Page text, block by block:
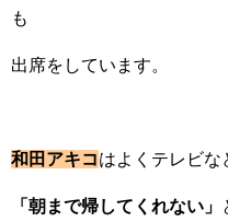
も
出席をしています。
和田アキコはよくテレビな
「朝まで帰してくれない」